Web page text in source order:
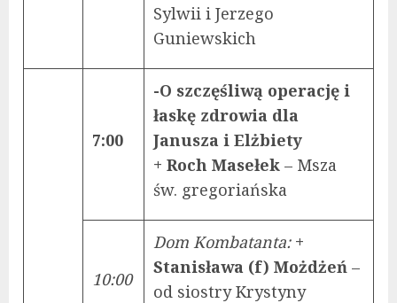
Sylwii i Jerzego
Guniewskich
7:00
-O szczęśliwą operację i
łaskę zdrowia dla
Janusza i Elżbiety
+ Roch Masełek – Msza
św. gregoriańska
10:00
Dom Kombatanta:+
Stanisława (f) Możdżeń –
od siostry Krystyny